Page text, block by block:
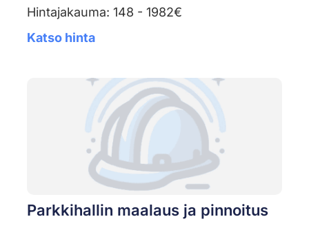
Hintajakauma: 148 - 1982€
Katso hinta
Parkkihallin maalaus ja pinnoitus